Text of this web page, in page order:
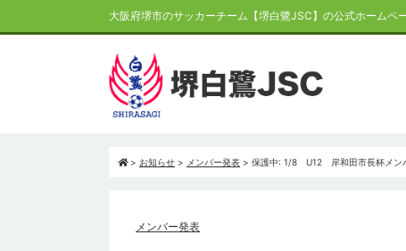
大阪府堺市のサッカーチーム【堺白鷺JSC】の公式ホームペ
> お知らせ > メンバー発表 > 保護中: 1/8 U12 岸和田市長杯メン
メンバー発表